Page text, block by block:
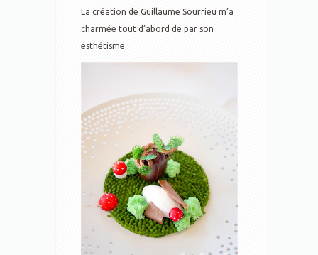
La création de Guillaume Sourrieu m’a
charmée tout d’abord de par son
esthétisme :